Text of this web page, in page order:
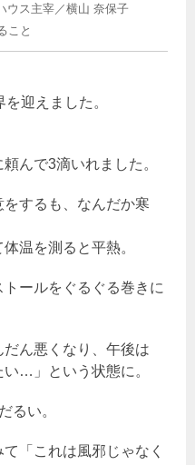
ウス主宰／横山 奈保子
こと
迎えました。
んで3滴いれました。
するも、なんだか寒
温を測ると平熱。
ールをぐるぐる巻きに
ん悪くなり、午後は
…」という状態に。
るい。
「これは風邪じゃなく